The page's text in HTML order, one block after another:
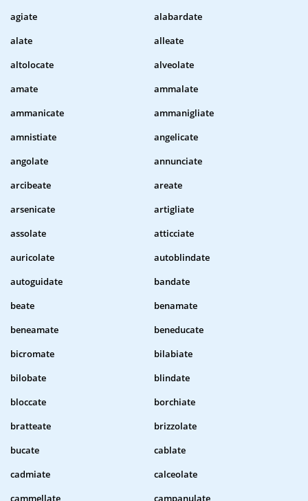
agiate
alabardate
alate
alleate
altolocate
alveolate
amate
ammalate
ammanicate
ammanigliate
amnistiate
angelicate
angolate
annunciate
arcibeate
areate
arsenicate
artigliate
assolate
atticciate
auricolate
autoblindate
autoguidate
bandate
beate
benamate
beneamate
beneducate
bicromate
bilabiate
bilobate
blindate
bloccate
borchiate
bratteate
brizzolate
bucate
cablate
cadmiate
calceolate
cammellate
campanulate